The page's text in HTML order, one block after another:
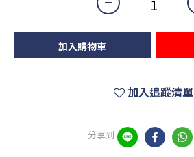
加入購物車
加入追蹤清單
分享到